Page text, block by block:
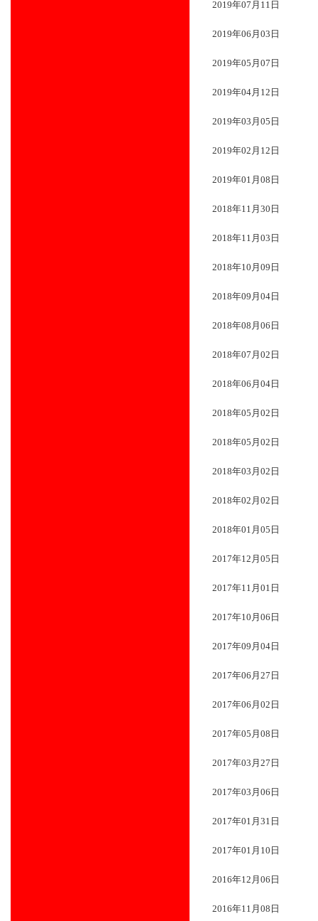
2019年07月11日
2019年06月03日
2019年05月07日
2019年04月12日
2019年03月05日
2019年02月12日
2019年01月08日
2018年11月30日
2018年11月03日
2018年10月09日
2018年09月04日
2018年08月06日
2018年07月02日
2018年06月04日
2018年05月02日
2018年05月02日
2018年03月02日
2018年02月02日
2018年01月05日
2017年12月05日
2017年11月01日
2017年10月06日
2017年09月04日
2017年06月27日
2017年06月02日
2017年05月08日
2017年03月27日
2017年03月06日
2017年01月31日
2017年01月10日
2016年12月06日
2016年11月08日